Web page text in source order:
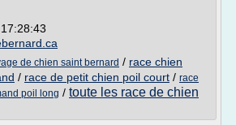
de chien saint bernard / race chien
/ race de petit chien poil court / race
poil long / toute les race de chien